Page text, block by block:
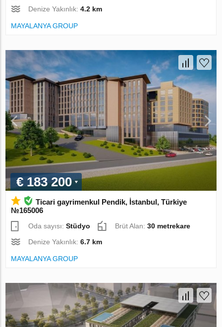
Denize Yakınlık:4.2 km
MAYALANYA GROUP
€ 183 200
Ticari gayrimenkul Pendik, İstanbul, Türkiye
№165006
Oda sayısı:Stüdyo Brüt Alan:30 metrekare
Denize Yakınlık:6.7 km
MAYALANYA GROUP